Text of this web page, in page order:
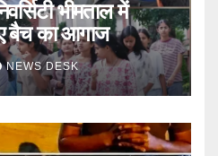
भीमताल में
बैच का आगाज
NEWS DESK